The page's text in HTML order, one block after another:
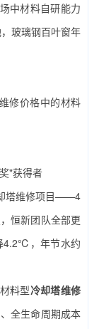
中材料自研能力
玻璃钢百叶窗年
修价格中的材料
"获得者
塔维修项目——4
恒新团队全部更
4.2℃，年节水约
料型冷却塔维修
全生命周期成本